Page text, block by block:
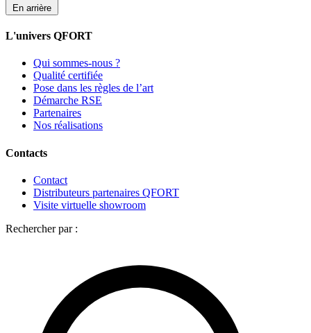
En arrière
L'univers QFORT
Qui sommes-nous ?
Qualité certifiée
Pose dans les règles de l’art
Démarche RSE
Partenaires
Nos réalisations
Contacts
Contact
Distributeurs partenaires QFORT
Visite virtuelle showroom
Rechercher par :